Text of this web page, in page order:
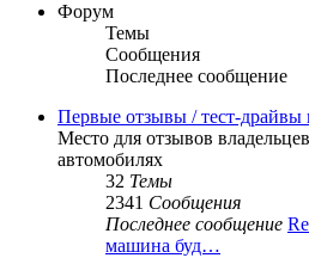
Форум
Темы
Сообщения
Последнее сообщение
Первые отзывы / тест-драйвы
Место для отзывов
автомобилях
32 Темы
2341 Сообщения
Последнее сообщение
машина буд…